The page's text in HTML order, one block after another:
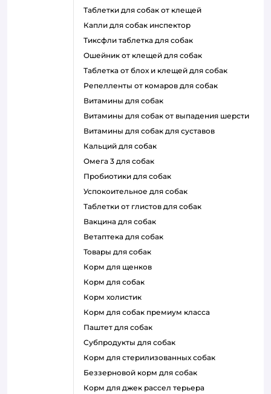
таблетки для собак от клещей
капли для собак инспектор
тиксфли таблетка для собак
ошейник от клещей для собак
таблетка от блох и клещей для собак
репелленты от комаров для собак
витамины для собак
витамины для собак от выпадения шерсти
витамины для собак для суставов
кальций для собак
омега 3 для собак
пробиотики для собак
успокоительное для собак
таблетки от глистов для собак
вакцина для собак
ветаптека для собак
товары для собак
корм для щенков
корм для собак
корм холистик
корм для собак премиум класса
паштет для собак
субпродукты для собак
корм для стерилизованных собак
беззерновой корм для собак
корм для джек рассел терьера